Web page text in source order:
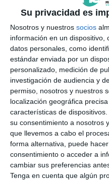
Su privacidad es
Nosotros y nuestros socios
información en un dispositivo,
datos personales, como
estándar enviada por un
personalizado, medición de
investigación de audiencia y
permiso, nosotros y nuestros
localización geográfica
características de
su consentimiento a nosotros
que llevemos a cabo el
forma alternativa, puede
consentimiento o acceder a
cambiar sus preferencias
Tenga en cuenta que algún
La
charlas
prevenir
ACTUALIDAD
La
posibles
ACTUALIDAD
red de
ACTUALIDAD